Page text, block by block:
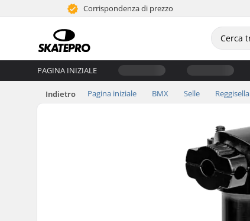
Corrispondenza di prezzo
PAGINA INIZIALE
Indietro Pagina iniziale BMX Selle Reggisella